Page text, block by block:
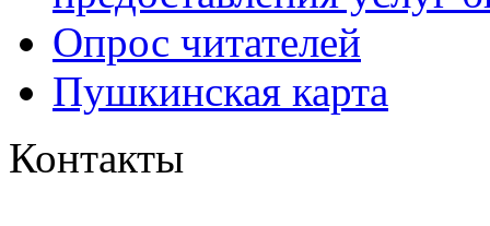
Опрос читателей
Пушкинская карта
Контакты